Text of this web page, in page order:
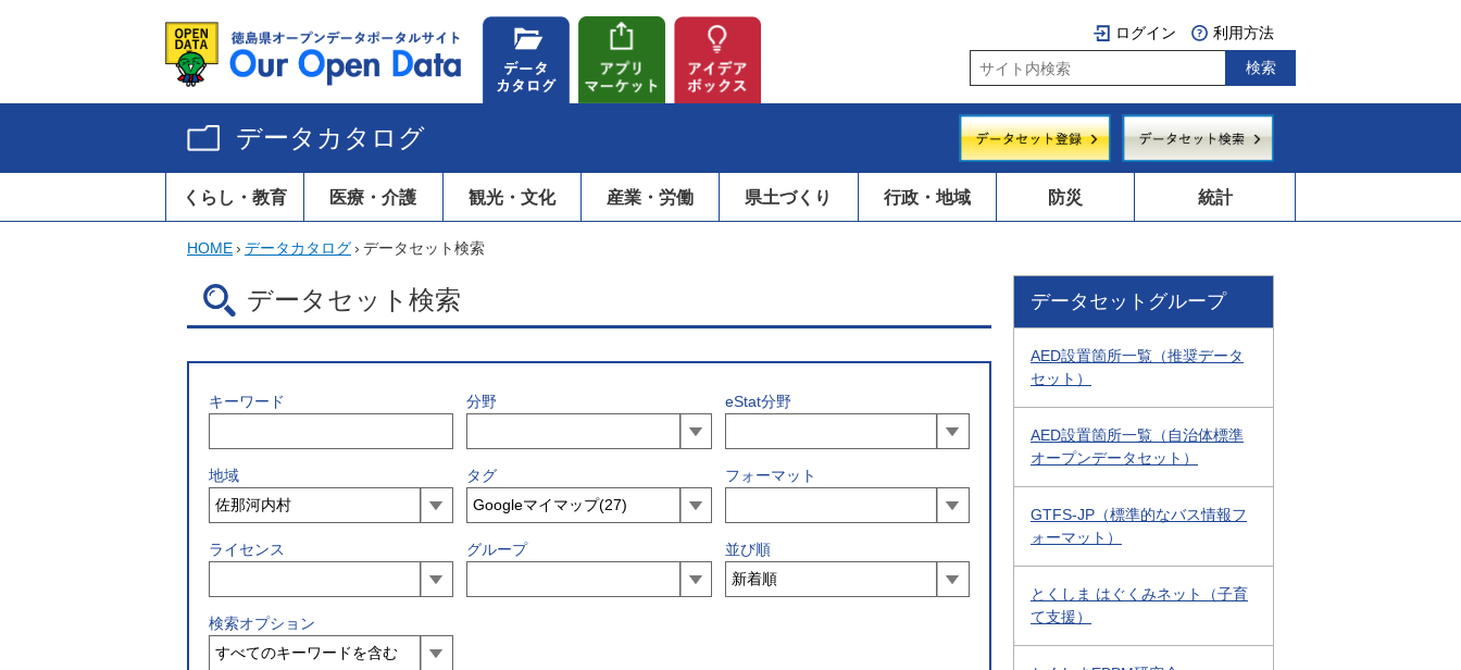
ログイン 利用方法
データカタログ
くらし・教育 医療・介護 観光・文化 産業・労働 県土づくり 行政・地域 防災 統計
HOME› データカタログ› データセット検索
データセット検索
キーワード 分野 eStat分野
地域 タグ フォーマット
ライセンス グループ 並び順
検索オプション
データセットグループ
AED設置箇所一覧（推奨データ
セット）
AED設置箇所一覧（自治体標準
オープンデータセット）
GTFS-JP（標準的なバス情報フ
ォーマット）
とくしま はぐくみネット（子育
て支援）